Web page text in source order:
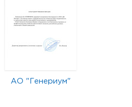
АО "Генериум"